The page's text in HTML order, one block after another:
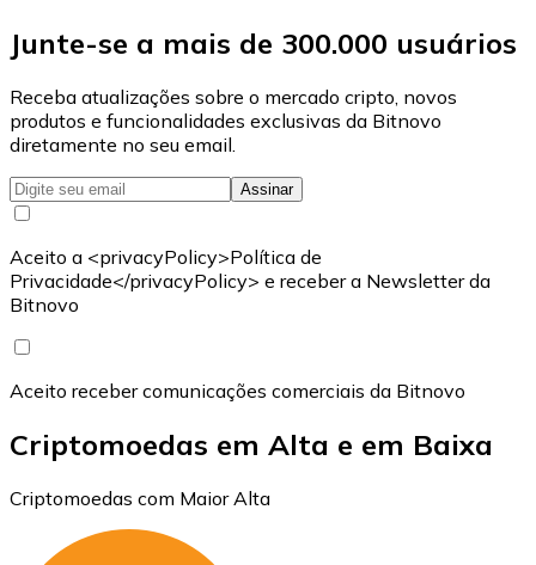
Junte-se a mais de 300.000 usuários
Receba atualizações sobre o mercado cripto, novos
produtos e funcionalidades exclusivas da Bitnovo
diretamente no seu email.
Assinar
Aceito a <privacyPolicy>Política de
Privacidade</privacyPolicy> e receber a Newsletter da
Bitnovo
Aceito receber comunicações comerciais da Bitnovo
Criptomoedas em Alta e em Baixa
Criptomoedas com Maior Alta